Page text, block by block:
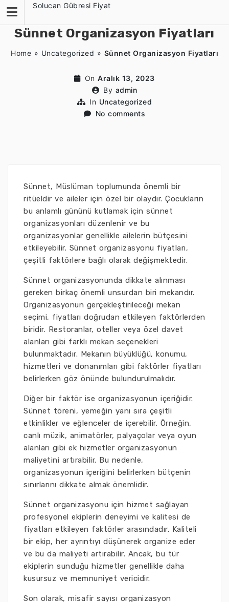
content
Solucan Gübresi Fiyat
Sünnet Organizasyon Fiyatları
Home » Uncategorized » Sünnet Organizasyon Fiyatları
On Aralık 13, 2023
By admin
In Uncategorized
No comments
Sünnet, Müslüman toplumunda önemli bir
ritüeldir ve aileler için özel bir olaydır. Çocukların
bu anlamlı gününü kutlamak için sünnet
organizasyonları düzenlenir ve bu
organizasyonlar genellikle ailelerin bütçesini
etkileyebilir. Sünnet organizasyonu fiyatları,
çeşitli faktörlere bağlı olarak değişmektedir.
Sünnet organizasyonunda dikkate alınması
gereken birkaç önemli unsurdan biri mekandır.
Organizasyonun gerçekleştirileceği mekan
seçimi, fiyatları doğrudan etkileyen faktörlerden
biridir. Restoranlar, oteller veya özel davet
alanları gibi farklı mekan seçenekleri
bulunmaktadır. Mekanın büyüklüğü, konumu,
hizmetleri ve donanımları gibi faktörler fiyatları
belirlerken göz önünde bulundurulmalıdır.
Diğer bir faktör ise organizasyonun içeriğidir.
Sünnet töreni, yemeğin yanı sıra çeşitli
etkinlikler ve eğlenceler de içerebilir. Örneğin,
canlı müzik, animatörler, palyaçolar veya oyun
alanları gibi ek hizmetler organizasyonun
maliyetini artırabilir. Bu nedenle,
organizasyonun içeriğini belirlerken bütçenin
sınırlarını dikkate almak önemlidir.
Sünnet organizasyonu için hizmet sağlayan
profesyonel ekiplerin deneyimi ve kalitesi de
fiyatları etkileyen faktörler arasındadır. Kaliteli
bir ekip, her ayrıntıyı düşünerek organize eder
ve bu da maliyeti artırabilir. Ancak, bu tür
ekiplerin sunduğu hizmetler genellikle daha
kusursuz ve memnuniyet vericidir.
Son olarak, misafir sayısı organizasyon